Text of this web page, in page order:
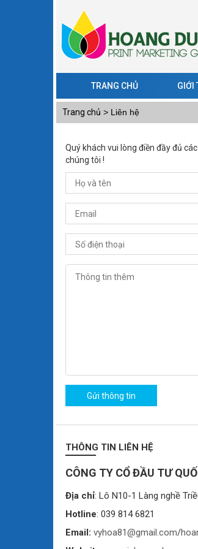
TRANG CHỦ GIỚI
Trang chủ > Liên hệ
Quý khách vui lòng điền đầy đủ
chúng tôi !
Gửi thông tin
THÔNG TIN LIÊN HỆ
CÔNG TY CỔ ĐẦU TƯ
Địa chỉ: Lô N10-1 Làng nghề
Hotline: 039 814 6821
Email: vyhoa81@gmail.com/